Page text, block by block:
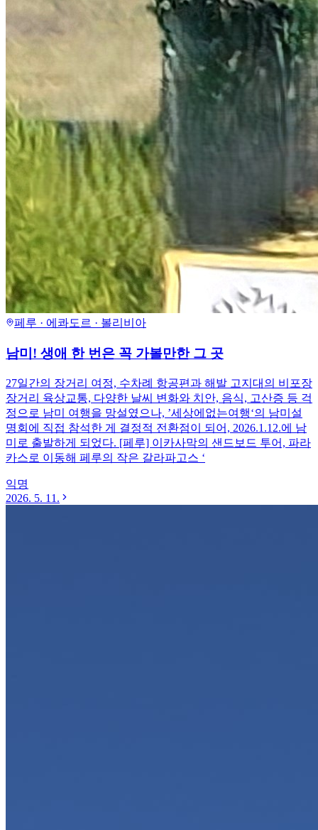
페루 · 에콰도르 · 볼리비아
남미! 생애 한 번은 꼭 가볼만한 그 곳
27일간의 장거리 여정, 수차례 항공편과 해발 고지대의 비포장
장거리 육상교통, 다양한 날씨 변화와 치안, 음식, 고산증 등 걱
정으로 남미 여행을 망설였으나, ’세상에없는여행‘의 남미설
명회에 직접 참석한 게 결정적 전환점이 되어, 2026.1.12.에 남
미로 출발하게 되었다. [페루] 이카사막의 샌드보드 투어, 파라
카스로 이동해 페루의 작은 갈라파고스 ‘
익명
2026. 5. 11.